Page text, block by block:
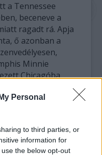
Personal
to third parties, or
information for
the below opt-out
a Tennessee
beceneve a
ragadt rá. Apja
ő azonban a
Minnie
Chicagóba
klubokban énekelt,
fedezte őt fel a
hallottam még nőt